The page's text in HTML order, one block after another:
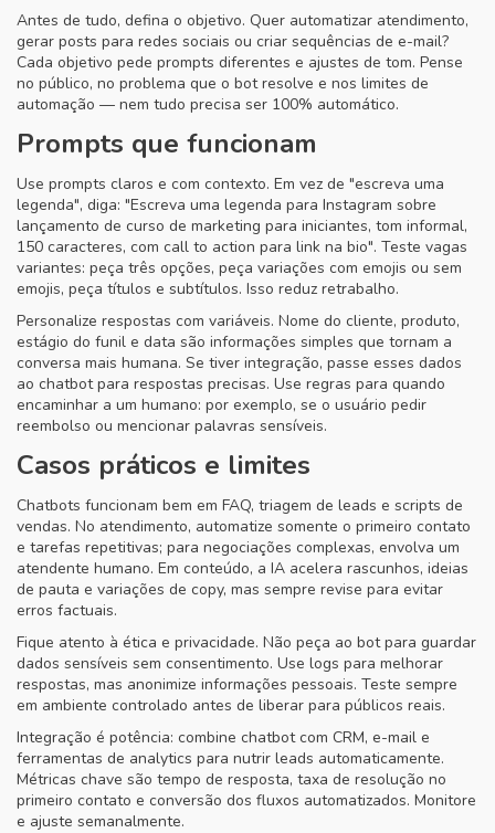
Antes de tudo, defina o objetivo. Quer automatizar atendimento,
gerar posts para redes sociais ou criar sequências de e-mail?
Cada objetivo pede prompts diferentes e ajustes de tom. Pense
no público, no problema que o bot resolve e nos limites de
automação — nem tudo precisa ser 100% automático.
Prompts que funcionam
Use prompts claros e com contexto. Em vez de "escreva uma
legenda", diga: "Escreva uma legenda para Instagram sobre
lançamento de curso de marketing para iniciantes, tom informal,
150 caracteres, com call to action para link na bio". Teste vagas
variantes: peça três opções, peça variações com emojis ou sem
emojis, peça títulos e subtítulos. Isso reduz retrabalho.
Personalize respostas com variáveis. Nome do cliente, produto,
estágio do funil e data são informações simples que tornam a
conversa mais humana. Se tiver integração, passe esses dados
ao chatbot para respostas precisas. Use regras para quando
encaminhar a um humano: por exemplo, se o usuário pedir
reembolso ou mencionar palavras sensíveis.
Casos práticos e limites
Chatbots funcionam bem em FAQ, triagem de leads e scripts de
vendas. No atendimento, automatize somente o primeiro contato
e tarefas repetitivas; para negociações complexas, envolva um
atendente humano. Em conteúdo, a IA acelera rascunhos, ideias
de pauta e variações de copy, mas sempre revise para evitar
erros factuais.
Fique atento à ética e privacidade. Não peça ao bot para guardar
dados sensíveis sem consentimento. Use logs para melhorar
respostas, mas anonimize informações pessoais. Teste sempre
em ambiente controlado antes de liberar para públicos reais.
Integração é potência: combine chatbot com CRM, e-mail e
ferramentas de analytics para nutrir leads automaticamente.
Métricas chave são tempo de resposta, taxa de resolução no
primeiro contato e conversão dos fluxos automatizados. Monitore
e ajuste semanalmente.